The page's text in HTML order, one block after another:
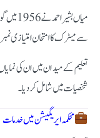
میاں
سے میٹرک کا امتحان امتیازی
تعلیم کے میدان میں ان کی
شخصیات میں شامل کر دیا۔
محکمہ ایریگیشن میں خدمات